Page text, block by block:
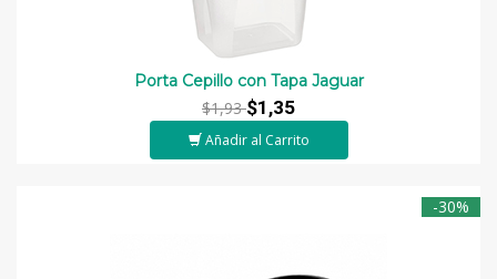
Porta Cepillo con Tapa Jaguar
$1,93$1,35
Añadir al Carrito
-30%